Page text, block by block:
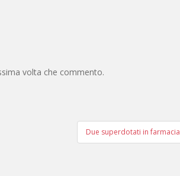
volta che commento.
Due superdotati in farmacia